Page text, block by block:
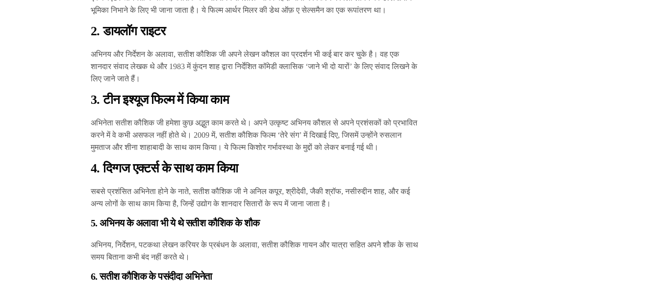
भूमिका निभाने के लिए भी जाना जाता है। ये फिल्म आर्थर मिलर की डेथ ऑफ़ ए सेल्समैन का एक रूपांतरण था।
2.डायलॉग राइटर
अभिनय और निर्देशन के अलावा, सतीश कौशिक जी अपने लेखन कौशल का प्रदर्शन भी कई बार कर चुके है। वह एक
शानदार संवाद लेखक थे और 1983 में कुंदन शाह द्वारा निर्देशित कॉमेडी क्लासिक ‘जाने भी दो यारों’ के लिए संवाद लिखने के
लिए जाने जाते हैं।
3. टीन इश्यूज फिल्म में किया काम
अभिनेता सतीश कौशिक जी हमेशा कुछ अद्भुत काम करते थे। अपने उत्कृष्ट अभिनय कौशल से अपने प्रशंसकों को प्रभावित
करने में वे कभी असफल नहीं होते थे। 2009 में, सतीश कौशिक फिल्म ‘तेरे संग’ में दिखाई दिए, जिसमें उन्होंने रुसलान
मुमताज और शीना शाहाबादी के साथ काम किया। ये फिल्म किशोर गर्भावस्था के मुद्दों को लेकर बनाई गई थी।
4. दिग्गज एक्टर्स के साथ काम किया
सबसे प्रशंसित अभिनेता होने के नाते, सतीश कौशिक जी ने अनिल कपूर, श्रीदेवी, जैकी श्रॉफ, नसीरुद्दीन शाह, और कई
अन्य लोगों के साथ काम किया है, जिन्हें उद्योग के शानदार सितारों के रूप में जाना जाता है।
5. अभिनय के अलावा भी ये थे सतीश कौशिक के शौक
अभिनय, निर्देशन, पटकथा लेखन करियर के प्रबंधन के अलावा, सतीश कौशिक गायन और यात्रा सहित अपने शौक के साथ
समय बिताना कभी बंद नहीं करते थे।
6. सतीश कौशिक के पसंदीदा अभिनेता